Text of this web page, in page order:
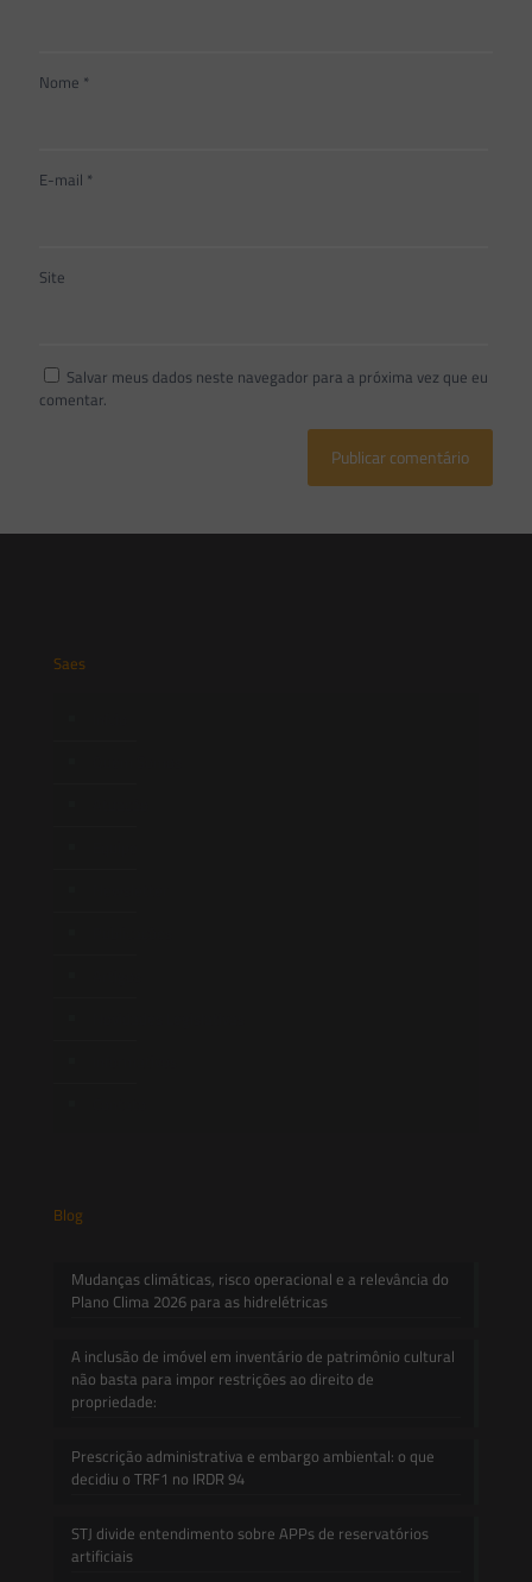
Nome *
E-mail *
Site
Salvar meus dados neste navegador para a próxima vez que eu
comentar.
Saes
Blog
Mudanças climáticas, risco operacional e a relevância do
Plano Clima 2026 para as hidrelétricas
A inclusão de imóvel em inventário de patrimônio cultural
não basta para impor restrições ao direito de
propriedade:
Prescrição administrativa e embargo ambiental: o que
decidiu o TRF1 no IRDR 94
STJ divide entendimento sobre APPs de reservatórios
artificiais